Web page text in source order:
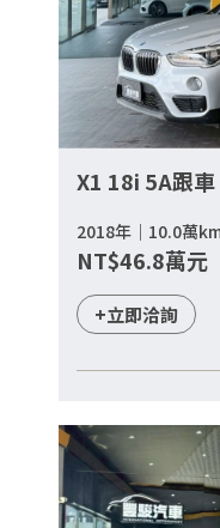
X1 18i 5A跟
2018年｜10.0萬
NT$46.8萬元
+立即洽詢